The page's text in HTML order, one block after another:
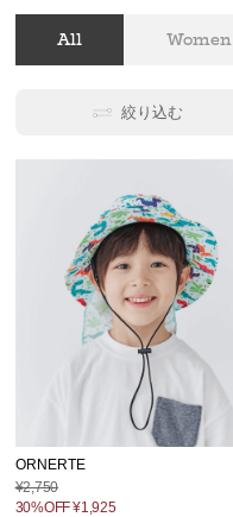
All Women
絞り込む
ORNERTE
¥2,750
30%OFF¥1,925